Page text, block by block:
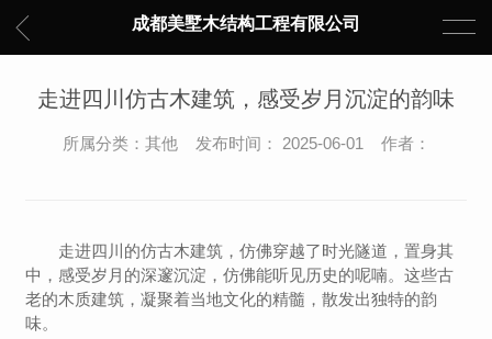
成都美墅木结构工程有限公司
走进四川仿古木建筑，感受岁月沉淀的韵味
所属分类：其他 发布时间： 2025-06-01 作者：
走进四川的仿古木建筑，仿佛穿越了时光隧道，置身其
中，感受岁月的深邃沉淀，仿佛能听见历史的呢喃。这些古
老的木质建筑，凝聚着当地文化的精髓，散发出独特的韵
味。